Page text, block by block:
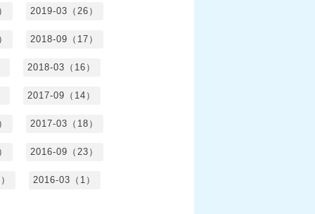
2019-03（26）
2018-09（17）
2018-03（16）
2017-09（14）
2017-03（18）
2016-09（23）
2016-03（1）